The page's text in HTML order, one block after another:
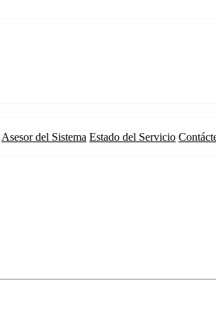
Asesor del Sistema Estado del Servicio